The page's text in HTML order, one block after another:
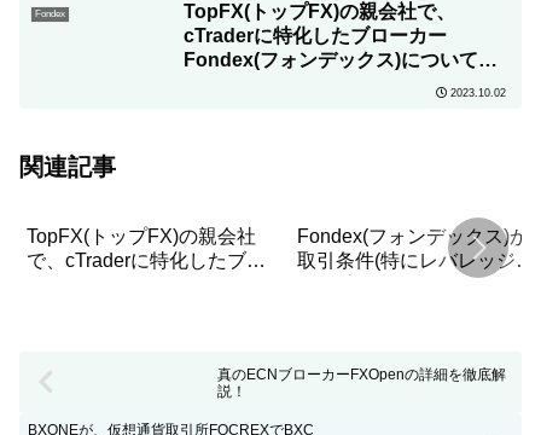
Fondex
TopFX(トップFX)の親会社で、
cTraderに特化したブローカー
Fondex(フォンデックス)について詳
2023.10.02
関連記事
TopFX(トップFX)の親会社
で、cTraderに特化したブロ
Fondex(フォンデックス)が
取引条件(特にレバレッジ条
真のECNブローカーFXOpenの詳細を徹底解
説！
BXONEが、仮想通貨取引所FOCREXでBXC